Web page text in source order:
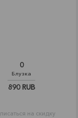
0
Блузка
890 RUB
на скидку